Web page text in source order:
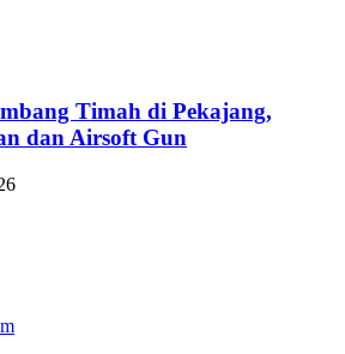
Timah di Pekajang,
dan Airsoft Gun